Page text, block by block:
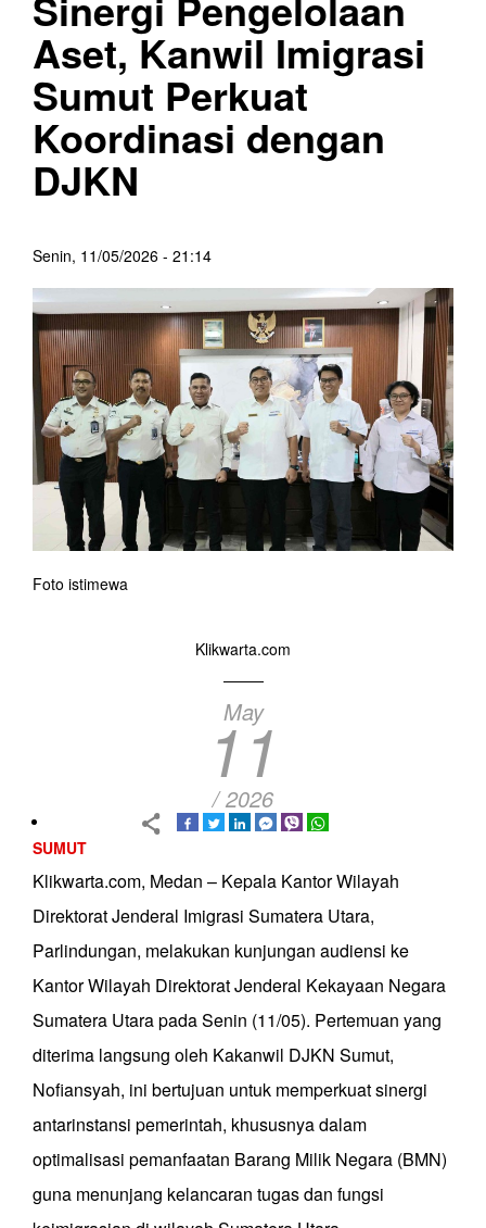
Aset, Kanwil Imigrasi
Sumut Perkuat
Koordinasi dengan
DJKN
Senin, 11/05/2026 - 21:14
Foto istimewa
Klikwarta.com
May
11
/ 2026
SUMUT
Klikwarta.com, Medan – Kepala Kantor Wilayah
Direktorat Jenderal Imigrasi Sumatera Utara,
Parlindungan, melakukan kunjungan audiensi ke
Kantor Wilayah Direktorat Jenderal Kekayaan Negara
Sumatera Utara pada Senin (11/05). Pertemuan yang
diterima langsung oleh Kakanwil DJKN Sumut,
Nofiansyah, ini bertujuan untuk memperkuat sinergi
antarinstansi pemerintah, khususnya dalam
optimalisasi pemanfaatan Barang Milik Negara (BMN)
guna menunjang kelancaran tugas dan fungsi